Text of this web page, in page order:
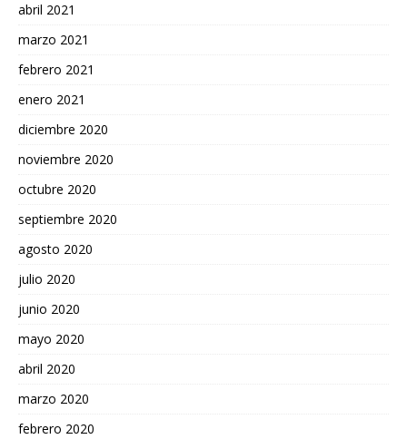
abril 2021
marzo 2021
febrero 2021
enero 2021
diciembre 2020
noviembre 2020
octubre 2020
septiembre 2020
agosto 2020
julio 2020
junio 2020
mayo 2020
abril 2020
marzo 2020
febrero 2020